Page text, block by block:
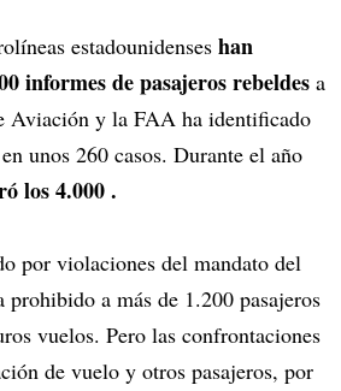
estadounidenses han
informes de pasajeros rebeldes a
Aviación y la FAA ha identificado
unos 260 casos. Durante el año
los 4.000 .
por violaciones del mandato del
a más de 1.200 pasajeros
vuelos. Pero las confrontaciones
de vuelo y otros pasajeros, por